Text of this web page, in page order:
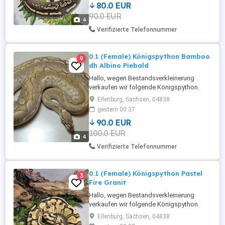
4
hetero Piebald Terrarium: 100x50x50 aus
Rep Tix-Kunststoff von Terra Plus, Höhle
schwarz von M&S, Reptizoo Schlupfbox
...
80.0 EUR
90.0 EUR
Verifizierte Telefonnummer
4
9
0.1 (Female) Königspython Bamboo
dh Albino Piebald
Hallo, wegen Bestandsverkleinerung
verkaufen wir folgende Königspython.
(bei Bedarf inkl. voll ausgestatteten
Terrarium) Alter: 2023 Geschlecht:
Weibchen Morph: Bamboo doppel hetero
Albino Piebald Terrarium: 100x50x50 aus
Rep Tix-Kunststoff von Terra Plus, Höhle
schwarz von M&S, Reptizoo Schlupfbox
...
Eilenburg, Sachsen, 04838
gestern 00:37
90.0 EUR
100.0 EUR
Verifizierte Telefonnummer
3
0.1 (Female) Königspython Pastel
Fire Granit
Hallo, wegen Bestandsverkleinerung
verkaufen wir folgende Königspython.
(bei Bedarf inkl. voll ausgestatteten
Terrarium) Alter: 2023 Geschlecht:
Eilenburg, Sachsen, 04838